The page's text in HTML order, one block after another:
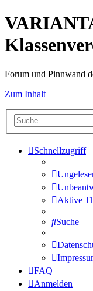
Forum und Pinnwand
Zum Inhalt
Schnellzugriff
Aktive
Suche
FAQ
Anmelden